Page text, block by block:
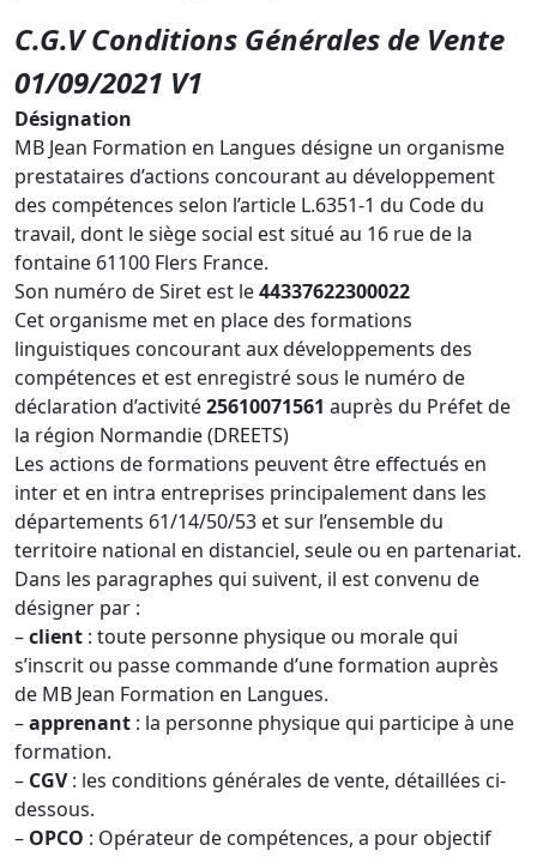
C.G.V Conditions Générales de Vente
01/09/2021 V1
Désignation
MB Jean Formation en Langues désigne un organisme
prestataires d’actions concourant au développement
des compétences selon l’article L.6351-1 du Code du
travail, dont le siège social est situé au 16 rue de la
fontaine 61100 Flers France.
Son numéro de Siret est le44337622300022
Cet organisme met en place des formations
linguistiques concourant aux développements des
compétences et est enregistré sous le numéro de
déclaration d’activité25610071561 auprès du Préfet de
la région Normandie (DREETS)
Les actions de formations peuvent être effectués en
inter et en intra entreprises principalement dans les
départements 61/14/50/53 et sur l’ensemble du
territoire national en distanciel, seule ou en partenariat.
Dans les paragraphes qui suivent, il est convenu de
désigner par :
–client : toute personne physique ou morale qui
s’inscrit ou passe commande d’une formation auprès
de MB Jean Formation en Langues.
–apprenant : la personne physique qui participe à une
formation.
– CGV: les conditions générales de vente, détaillées ci-
dessous.
– OPCO : Opérateur de compétences, a pour objectif